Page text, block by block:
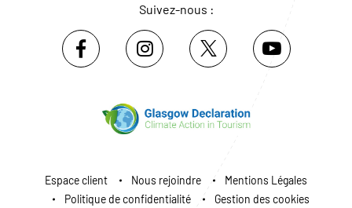
Suivez-nous :
Espace client Nous rejoindre
Mentions Légales
Politique de confidentialité
Gestion des cookies